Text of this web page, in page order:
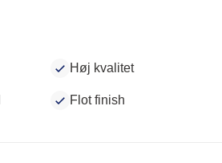
Høj kvalitet
Flot finish